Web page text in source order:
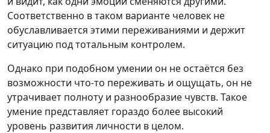
Соответственно в таком варианте человек не
обуславливается этими переживаниями и держит
ситуацию под тотальным контролем.
Однако при подобном умении он не остаётся без
возможности что-то переживать и ощущать, он не
утрачивает полноту и разнообразие чувств. Такое
умение представляет гораздо более высокий
уровень развития личности в целом.